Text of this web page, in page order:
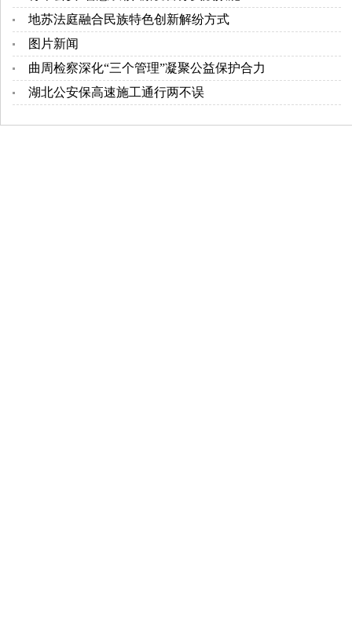
地苏法庭融合民族特色创新解纷方式
图片新闻
曲周检察深化“三个管理”凝聚公益保护合力
湖北公安保高速施工通行两不误